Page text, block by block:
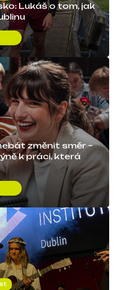
Lukáš o tom, jak
změnit směr –
k práci, která